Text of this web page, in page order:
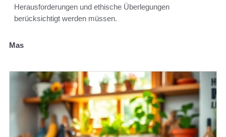
Herausforderungen und ethische Überlegungen
berücksichtigt werden müssen.
Mas